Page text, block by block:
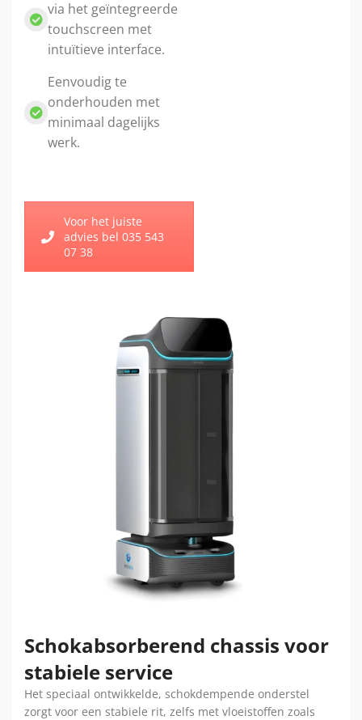
via het geïntegreerde
touchscreen met
intuïtieve interface.
Eenvoudig te
onderhouden met
minimaal dagelijks
werk.
Voor het juiste
advies bel 035 543
07 38
Schokabsorberend chassis voor
stabiele service
Het speciaal ontwikkelde, schokdempende onderstel
zorgt voor een stabiele rit, zelfs met vloeistoffen zoals